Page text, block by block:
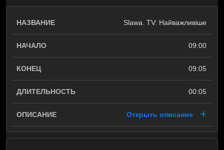
Slawa. TV: Найважливіше
09:00
09:05
00:05
Открыть описание